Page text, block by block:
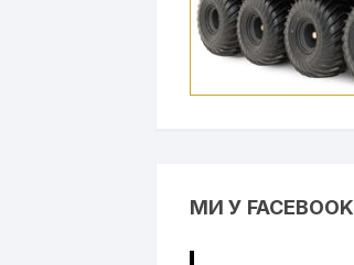
МИ У FACEBOOK